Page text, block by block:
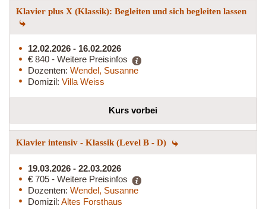
Klavier plus X (Klassik): Begleiten und sich begleiten lassen
12.02.2026 - 16.02.2026
€ 840 - Weitere Preisinfos
Dozenten: Wendel, Susanne
Domizil: Villa Weiss
Kurs vorbei
Klavier intensiv - Klassik (Level B - D)
19.03.2026 - 22.03.2026
€ 705 - Weitere Preisinfos
Dozenten: Wendel, Susanne
Domizil: Altes Forsthaus